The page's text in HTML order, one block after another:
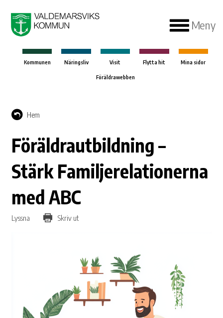
Meny
Kommunen Näringsliv Visit Flytta hit Mina sidor
Föräldrawebben
Hem
Föräldrautbildning –
Stärk Familjerelationerna
med ABC
Lyssna Skriv ut